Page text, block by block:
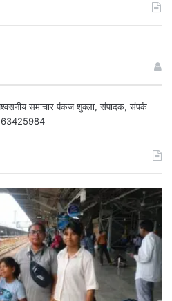
समाचार पंकज शुक्ला, संपादक, संपर्क